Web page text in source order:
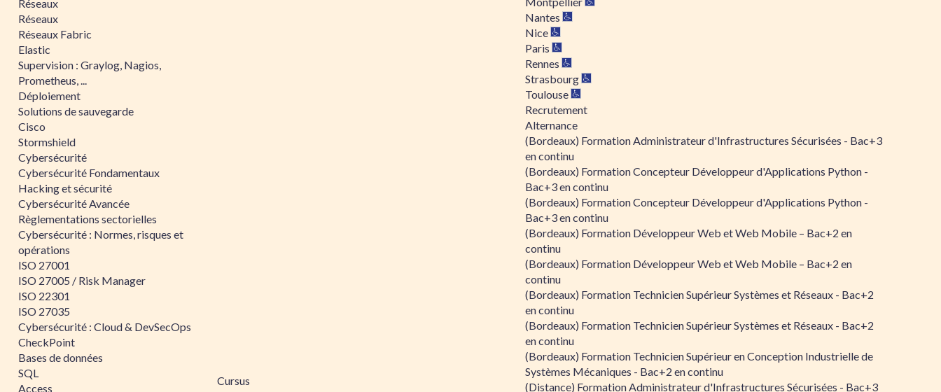
Réseaux
Réseaux
Réseaux Fabric
Elastic
Supervision : Graylog, Nagios,
Prometheus, ...
Déploiement
Solutions de sauvegarde
Cisco
Stormshield
Cybersécurité
Cybersécurité Fondamentaux
Hacking et sécurité
Cybersécurité Avancée
Règlementations sectorielles
Cybersécurité : Normes, risques et
opérations
ISO 27001
ISO 27005 / Risk Manager
ISO 22301
ISO 27035
Cybersécurité : Cloud & DevSecOps
CheckPoint
Bases de données
SQL
Access
Cursus
Nantes
Nice
Paris
Rennes
Strasbourg
Toulouse
Recrutement
Alternance
(Bordeaux) Formation Administrateur d'Infrastructures Sécurisées - Bac+3
en continu
(Bordeaux) Formation Concepteur Développeur d'Applications Python -
Bac+3 en continu
(Bordeaux) Formation Concepteur Développeur d'Applications Python -
Bac+3 en continu
(Bordeaux) Formation Développeur Web et Web Mobile – Bac+2 en
continu
(Bordeaux) Formation Développeur Web et Web Mobile – Bac+2 en
continu
(Bordeaux) Formation Technicien Supérieur Systèmes et Réseaux - Bac+2
en continu
(Bordeaux) Formation Technicien Supérieur Systèmes et Réseaux - Bac+2
en continu
(Bordeaux) Formation Technicien Supérieur en Conception Industrielle de
Systèmes Mécaniques - Bac+2 en continu
(Distance) Formation Administrateur d'Infrastructures Sécurisées - Bac+3